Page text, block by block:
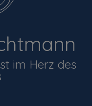
im Herz des